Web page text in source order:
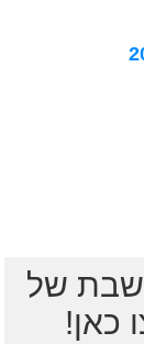
שבת של
כאן!